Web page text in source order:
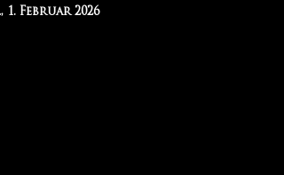
, 1. Februar 2026